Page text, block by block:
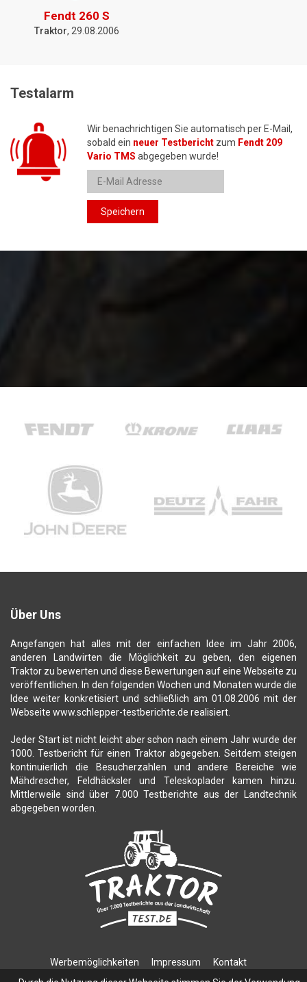
Fendt 260 S
Traktor, 29.08.2006
Testalarm
Wir benachrichtigen Sie automatisch per E-Mail,
sobald ein neuer Testbericht zum Fendt 209
Vario TMS abgegeben wurde!
Speichern
Über Uns
Angefangen hat alles mit der einfachen Idee im Jahr 2006,
anderen Landwirten die Möglichkeit zu geben, den eigenen
Traktor zu bewerten und diese Bewertungen auf eine Webseite zu
veröffentlichen. In den folgenden Wochen und Monaten wurde die
Idee weiter konkretisiert und schließlich am 01.08.2006 mit der
Webseite www.schlepper-testberichte.de realisiert.
Jeder Start ist nicht leicht aber schon nach einem Jahr wurde der
1000. Testbericht für einen Traktor abgegeben. Seitdem steigen
kontinuierlich die Besucherzahlen und andere Bereiche wie
Mähdrescher, Feldhäcksler und Teleskoplader kamen hinzu.
Mittlerweile sind über 7.000 Testberichte aus der Landtechnik
abgegeben worden.
Werbemöglichkeiten Impressum
Kontakt